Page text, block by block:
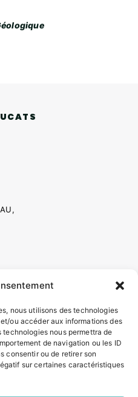
nous utilisons des technologies
ou accéder aux informations des
nous permettra de
de navigation ou les ID
consentir ou de retirer son
sur certaines caractéristiques